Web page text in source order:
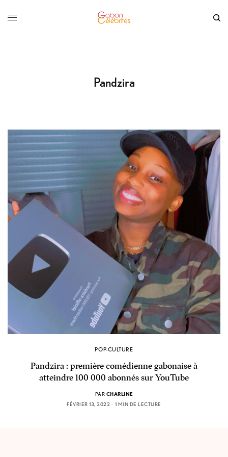
Pandzira
POP-CULTURE
Pandzira : première comédienne gabonaise à
atteindre 100 000 abonnés sur YouTube
PAR CHARLINE
FÉVRIER 13, 2022
1 MIN DE LECTURE